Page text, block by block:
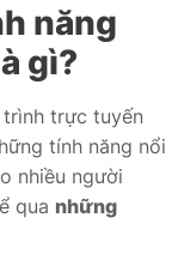
năng
gì?
trực tuyến
tính năng nổi
nhiều người
qua những